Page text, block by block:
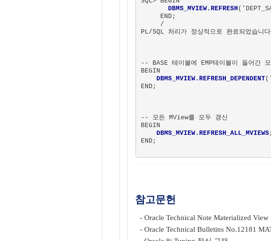
DBMS_MVIEW.REFRESH
     END;
     /
PL/SQL 처리가 정상적으로 완료되었습니
-- BASE 테이블에 EMP테이블이 들어간
BEGIN
DBMS_MVIEW.REFRESH_DEPENDENT
END;
-- 모든 MView를 모두 갱신
BEGIN
DBMS_MVIEW.REFRESH_ALL_MVIEWS
END;
참고문헌
- Oracle Technical Note Materialized View
- Oracle Technical Bulletins No.12181